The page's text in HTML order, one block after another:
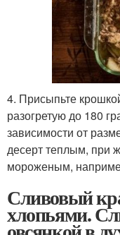
4. Присыпьте
разогретую до 180
зависимости от
десерт теплым, при
мороженым,
Сливовый
хлопьями.